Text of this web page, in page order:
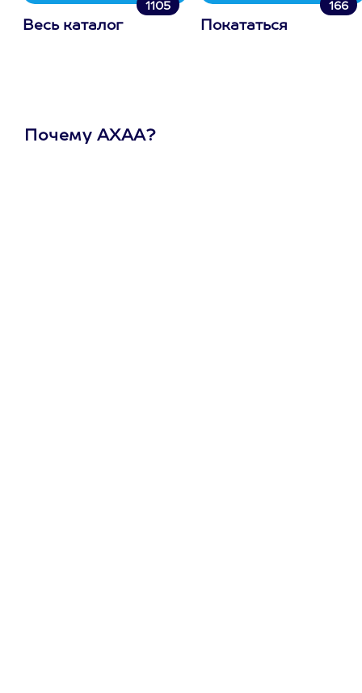
1105
Весь каталог
166
Покататься
Почему АХАА?